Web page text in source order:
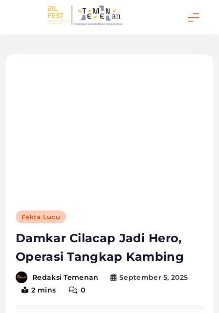
Fakta Lucu
Damkar Cilacap Jadi Hero,
Operasi Tangkap Kambing
Redaksi Temenan
September 5, 2025
2 mins
0